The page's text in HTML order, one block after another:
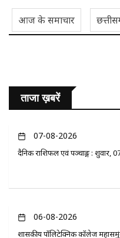
आज के समाचार
ताजा ख़बरें
07-08-2026
दैनिक राशिफल एवं पञ्चाङ्ग :
06-08-2026
​शासकीय पॉलिटेक्निक कॉलेज